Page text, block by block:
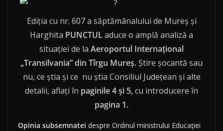
Ediţia cu nr. 607 a săptămânalului de Mureş şi
Harghita PUNCTULaduce o amplă analiză a
situaţiei de la Aeroportul Internaţional
„Transilvania” din Tîrgu Mureş. Ştire şocantă sau
nu, ce ştia şi ce nu ştia Consiliul Judeţean şi alte
detalii, aflaţi în paginile 4 şi 5,cu introducere în
pagina 1.
Opinia subsemnatei despre Ordinul ministrului Educaţiei